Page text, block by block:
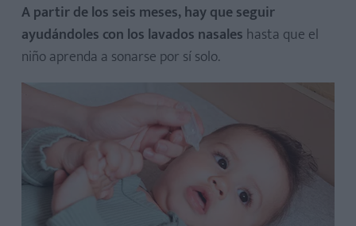
A partir de los seis meses, hay que seguir
ayudándoles con los lavados nasales hasta que el
niño aprenda a sonarse por sí solo.